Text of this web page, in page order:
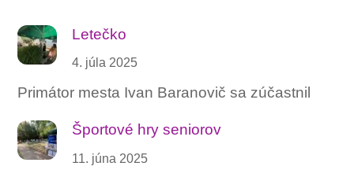
Letečko
4. júla 2025
Primátor mesta Ivan Baranovič sa zúčastnil
Športové hry seniorov
11. júna 2025